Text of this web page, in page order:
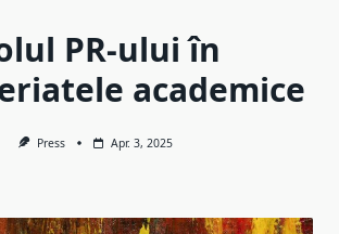
PR-ului în
academice
Press Apr. 3, 2025